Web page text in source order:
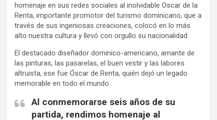
homenaje en sus redes sociales al inolvidable Oscar de la
Renta, importante promotor del turismo dominicano, que a
través de sus ingeniosas creaciones, colocó en lo más
alto nuestra cultura y llevó con orgullo su nacionalidad.
El destacado diseñador dominico-americano, amante de
las pinturas, las pasarelas, el buen vestir y las labores
altruista, ese fue Óscar de Renta, quién dejó un legado
memorable en todo el mundo.
Al conmemorarse seis años de su
partida, rendimos homenaje al